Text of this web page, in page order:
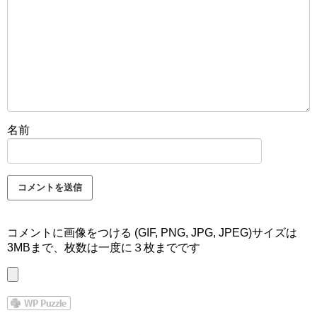
名前
コメントに画像をつける (GIF, PNG, JPG, JPEG)サイズは
3MBまで、枚数は一度に３枚までです